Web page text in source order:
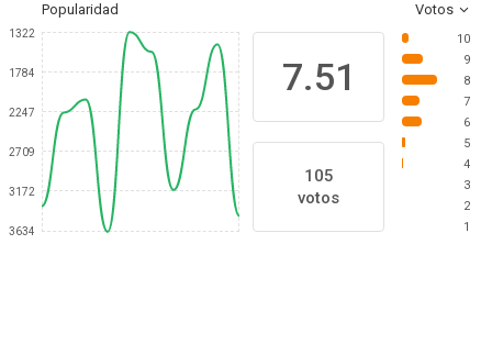
Popularidad Votos
1322
1784
2247
2709
3172
3634
7.51
105
votos
10
9
8
7
6
5
4
3
2
1